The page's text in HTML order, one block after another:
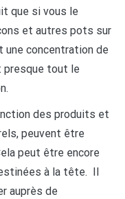
que si vous le
et autres pots sur
une concentration de
presque tout le
des produits et
peuvent être
peut être encore
à la tête. Il
auprès de